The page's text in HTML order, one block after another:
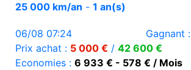
25 000 km/an - 1 an(s)
06/08 07:24 Gagnant :
Prix achat : 5 000 € / 42 600 €
Economies : 6 933 € - 578 € / Mois